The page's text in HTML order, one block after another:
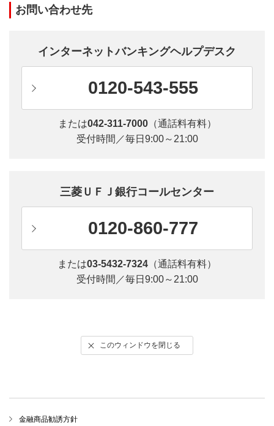
お問い合わせ先
インターネットバンキングヘルプデスク
0120-543-555
または042-311-7000（通話料有料）
受付時間／毎日9:00～21:00
三菱ＵＦＪ銀行コールセンター
0120-860-777
または03-5432-7324 （通話料有料）
受付時間／毎日9:00～21:00
このウィンドウを閉じる
金融商品勧誘方針